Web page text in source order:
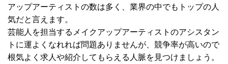
アップアーティストの数は多く、業界の中でもトップの人
気だと言えます。
芸能人を担当するメイクアップアーティストのアシスタン
トに運よくなれれば問題ありませんが、競争率が高いので
根気よく求人や紹介してもらえる人脈を見つけましょう。